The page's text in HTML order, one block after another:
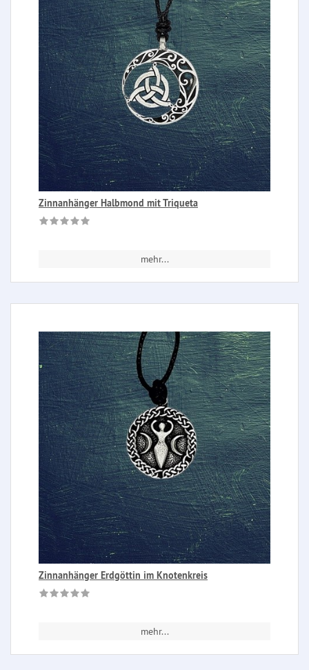
Zinnanhänger Halbmond mit Triqueta
mehr...
Zinnanhänger Erdgöttin im Knotenkreis
mehr...